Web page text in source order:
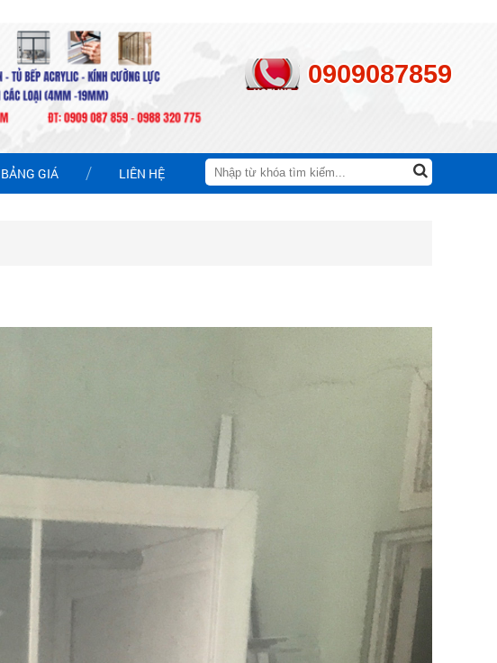
0909087859
BẢNG GIÁ LIÊN HỆ